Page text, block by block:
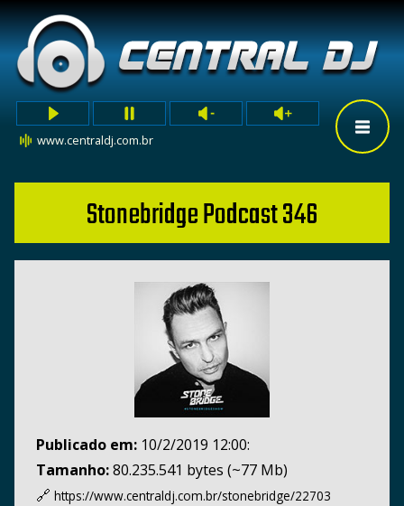
www.centraldj.com.br
Stonebridge Podcast 346
Publicado em: 10/2/2019 12:00:
Tamanho:80.235.541 bytes (~77 Mb)
🔗 https://www.centraldj.com.br/stonebridge/22703